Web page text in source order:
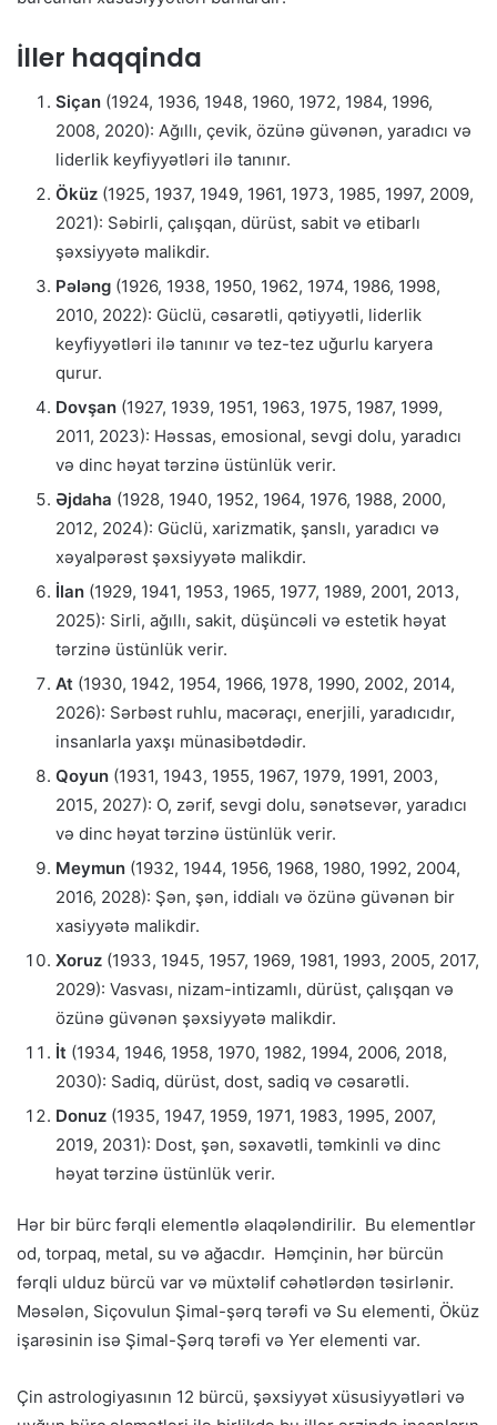
İller haqqinda
Siçan (1924, 1936, 1948, 1960, 1972, 1984, 1996,
2008, 2020): Ağıllı, çevik, özünə güvənən, yaradıcı və
liderlik keyfiyyətləri ilə tanınır.
Öküz (1925, 1937, 1949, 1961, 1973, 1985, 1997, 2009,
2021): Səbirli, çalışqan, dürüst, sabit və etibarlı
şəxsiyyətə malikdir.
Pələng (1926, 1938, 1950, 1962, 1974, 1986, 1998,
2010, 2022): Güclü, cəsarətli, qətiyyətli, liderlik
keyfiyyətləri ilə tanınır və tez-tez uğurlu karyera
qurur.
Dovşan (1927, 1939, 1951, 1963, 1975, 1987, 1999,
2011, 2023): Həssas, emosional, sevgi dolu, yaradıcı
və dinc həyat tərzinə üstünlük verir.
Əjdaha (1928, 1940, 1952, 1964, 1976, 1988, 2000,
2012, 2024): Güclü, xarizmatik, şanslı, yaradıcı və
xəyalpərəst şəxsiyyətə malikdir.
İlan (1929, 1941, 1953, 1965, 1977, 1989, 2001, 2013,
2025): Sirli, ağıllı, sakit, düşüncəli və estetik həyat
tərzinə üstünlük verir.
At (1930, 1942, 1954, 1966, 1978, 1990, 2002, 2014,
2026): Sərbəst ruhlu, macəraçı, enerjili, yaradıcıdır,
insanlarla yaxşı münasibətdədir.
Qoyun (1931, 1943, 1955, 1967, 1979, 1991, 2003,
2015, 2027): O, zərif, sevgi dolu, sənətsevər, yaradıcı
və dinc həyat tərzinə üstünlük verir.
Meymun (1932, 1944, 1956, 1968, 1980, 1992, 2004,
2016, 2028): Şən, şən, iddialı və özünə güvənən bir
xasiyyətə malikdir.
Xoruz (1933, 1945, 1957, 1969, 1981, 1993, 2005, 2017,
2029): Vasvası, nizam-intizamlı, dürüst, çalışqan və
özünə güvənən şəxsiyyətə malikdir.
İt (1934, 1946, 1958, 1970, 1982, 1994, 2006, 2018,
2030): Sadiq, dürüst, dost, sadiq və cəsarətli.
Donuz (1935, 1947, 1959, 1971, 1983, 1995, 2007,
2019, 2031): Dost, şən, səxavətli, təmkinli və dinc
həyat tərzinə üstünlük verir.
Hər bir bürc fərqli elementlə əlaqələndirilir. Bu elementlər
od, torpaq, metal, su və ağacdır. Həmçinin, hər bürcün
fərqli ulduz bürcü var və müxtəlif cəhətlərdən təsirlənir.
Məsələn, Siçovulun Şimal-şərq tərəfi və Su elementi, Öküz
işarəsinin isə Şimal-Şərq tərəfi və Yer elementi var.
Çin astrologiyasının 12 bürcü, şəxsiyyət xüsusiyyətləri və